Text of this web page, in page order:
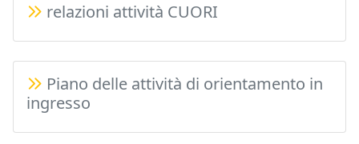
relazioni attività CUORI
Piano delle attività di orientamento in
ingresso